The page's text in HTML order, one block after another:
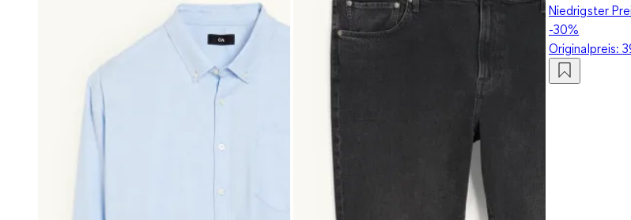
Niedrigster
-30%
Originalpreis: